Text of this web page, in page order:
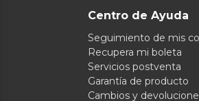
Centro de Ayuda
Seguimiento de mis
Recupera mi boleta
Servicios postventa
Garantía de producto
Cambios y